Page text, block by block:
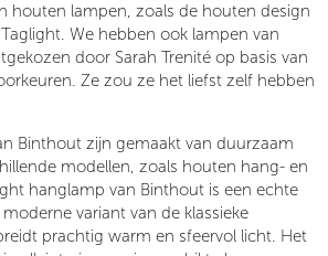
houten lampen, zoals de houten design
We hebben ook lampen van
door Sarah Trenité op basis van
Ze zou ze het liefst zelf hebben
Binthout zijn gemaakt van duurzaam
modellen, zoals houten hang- en
hanglamp van Binthout is een echte
variant van de klassieke
prachtig warm en sfeervol licht. Het